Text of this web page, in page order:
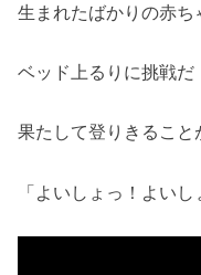
生まれたばかりの赤ち
ベッド上るりに挑戦だ
果たして登りきること
「よいしょっ！よいし